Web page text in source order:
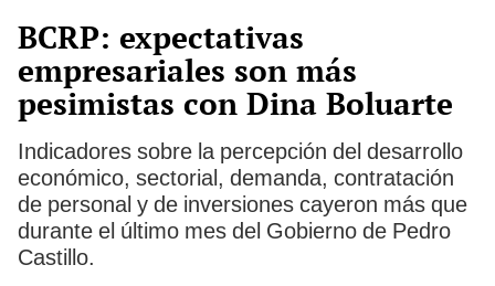
BCRP: expectativas
empresariales son más
pesimistas con Dina Boluarte
Indicadores sobre la percepción del desarrollo
económico, sectorial, demanda, contratación
de personal y de inversiones cayeron más que
durante el último mes del Gobierno de Pedro
Castillo.